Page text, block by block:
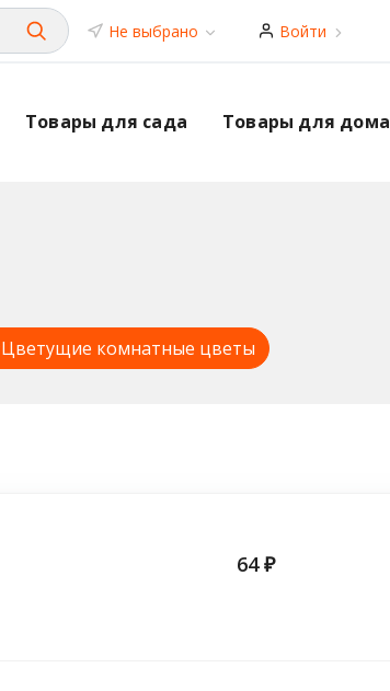
Не выбрано Войти
Товары для сада Товары для дома
комнатные цветы
64 ₽